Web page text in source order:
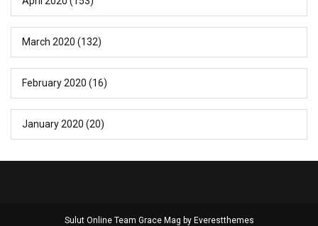
March 2020 (132)
February 2020 (16)
January 2020 (20)
Sulut Online Team Grace Mag by Everestthemes